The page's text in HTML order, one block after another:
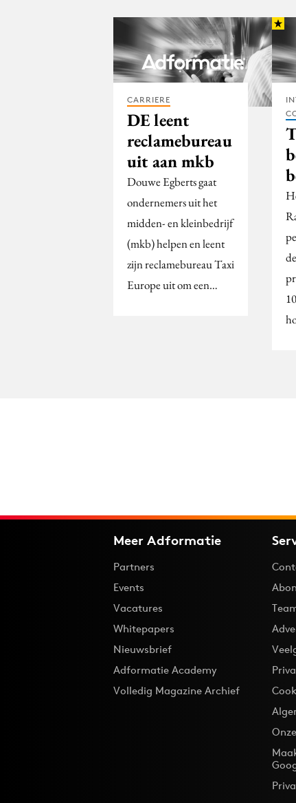
CARRIERE
DE leent
reclamebureau
uit aan mkb
Douwe Egberts gaat
ondernemers uit het
midden- en kleinbedrijf
(mkb) helpen en leent
zijn reclamebureau Taxi
Europe uit om een…
Meer Adformatie
Partners
Events
Vacatures
Whitepapers
Nieuwsbrief
Adformatie Academy
Volledig Magazine Archief